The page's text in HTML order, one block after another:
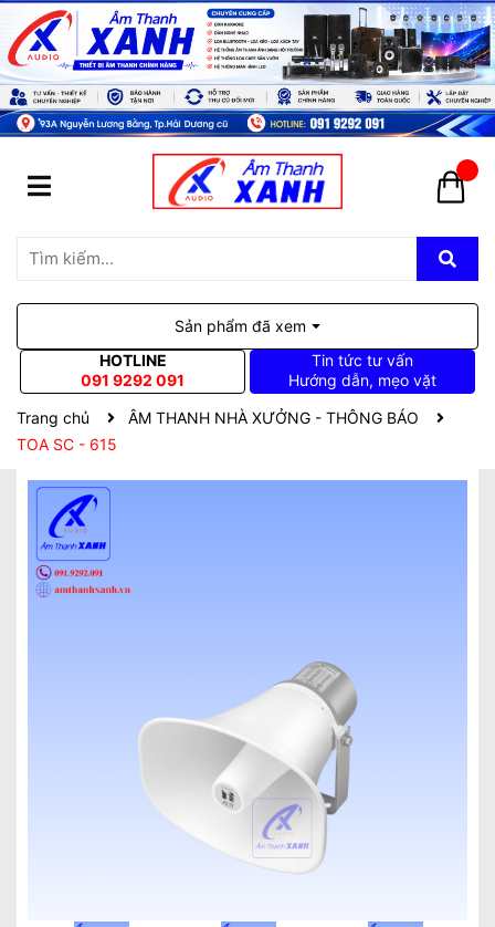
Sản phẩm đã xem
HOTLINE
091 9292 091
Tin tức tư vấn
Hướng dẫn, mẹo vặt
Trang chủ
ÂM THANH NHÀ XƯỞNG - THÔNG BÁO
TOA SC - 615